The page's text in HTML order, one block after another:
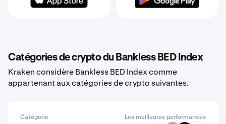
Catégories de crypto du Bankless BED Index
Kraken considère Bankless BED Index comme
appartenant aux catégories de crypto suivantes.
Catégorie Les meilleures performances